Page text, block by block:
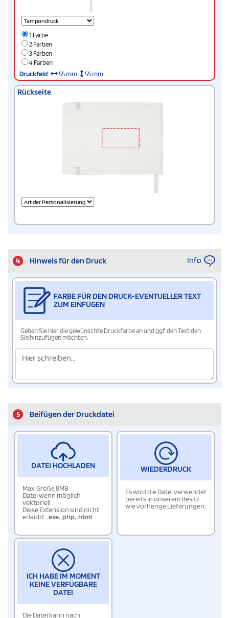
1 Farbe
2 Farben
3 Farben
4 Farben
Druckfeld: 55 mm 55 mm
Rückseite
4 Hinweis für den Druck Info
FARBE FÜR DEN DRUCK-EVENTUELLER TEXT
ZUM EINFÜGEN
Geben Sie hier die gewünschte Druckfarbe an und ggf. den Text den
Sie hinzufügen möchten.
5 Beifügen der Druckdatei
DATEI HOCHLADEN
Max. Größe 8MB
Datei wenn möglich
vektoriell
Diese Extension sind nicht
erlaubt:.exe,.php,.html
WIEDERDRUCK
Es wird die Datei verwendet
bereits in unserem Besitz
wie vorherige Lieferungen.
ICH HABE IM MOMENT
KEINE VERFÜGBARE
DATEI
Die Datei kann nach